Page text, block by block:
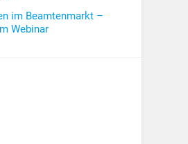
im Beamtenmarkt –
Webinar